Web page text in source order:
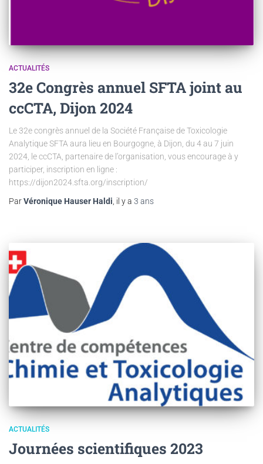
ACTUALITÉS
32e Congrès annuel SFTA joint au
ccCTA, Dijon 2024
Le 32e congrès annuel de la Société Française de Toxicologie
Analytique SFTA aura lieu en Bourgogne, à Dijon, du 4 au 7 juin
2024, le ccCTA, partenaire de l’organisation, vous encourage à y
participer, inscription en ligne :
https://dijon2024.sfta.org/inscription/
ParVéronique Hauser Haldi , il y a 3 ans
ACTUALITÉS
Journées scientifiques 2023